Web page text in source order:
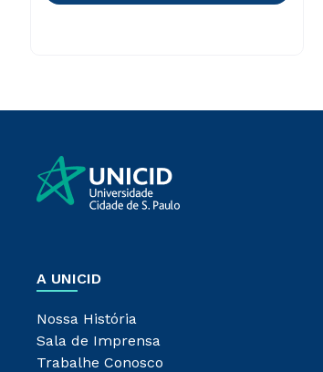
A UNICID
Nossa História
Sala de Imprensa
Trabalhe Conosco